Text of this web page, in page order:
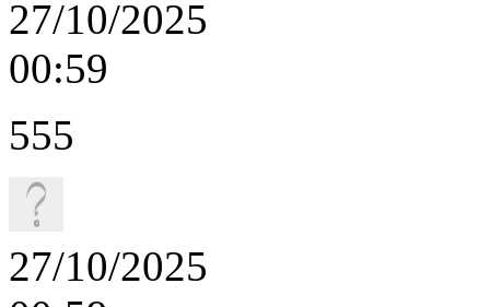
27/10/2025
00:59
555
27/10/2025